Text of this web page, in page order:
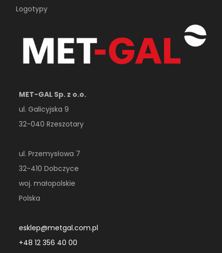
Logotypy
MET-GAL Sp. z o.o.
ul. Galicyjska 9
32-040 Rzeszotary
ul. Przemysłowa 7
32-410 Dobczyce
woj. małopolskie
Polska
esklep@metgal.com.pl
+48 12 356 40 00